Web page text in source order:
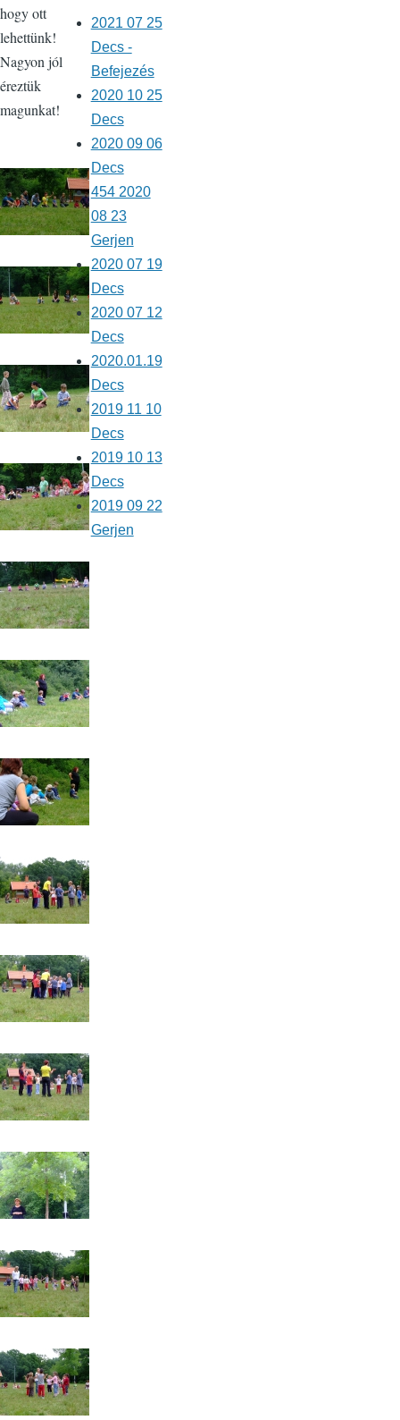
hogy ott
lehettünk!
Nagyon jól
éreztük
magunkat!
2021 07 25
Decs -
Befejezés
2020 10 25
Decs
2020 09 06
Decs
454 2020
08 23
Gerjen
2020 07 19
Decs
2020 07 12
Decs
2020.01.19
Decs
2019 11 10
Decs
2019 10 13
Decs
2019 09 22
Gerjen